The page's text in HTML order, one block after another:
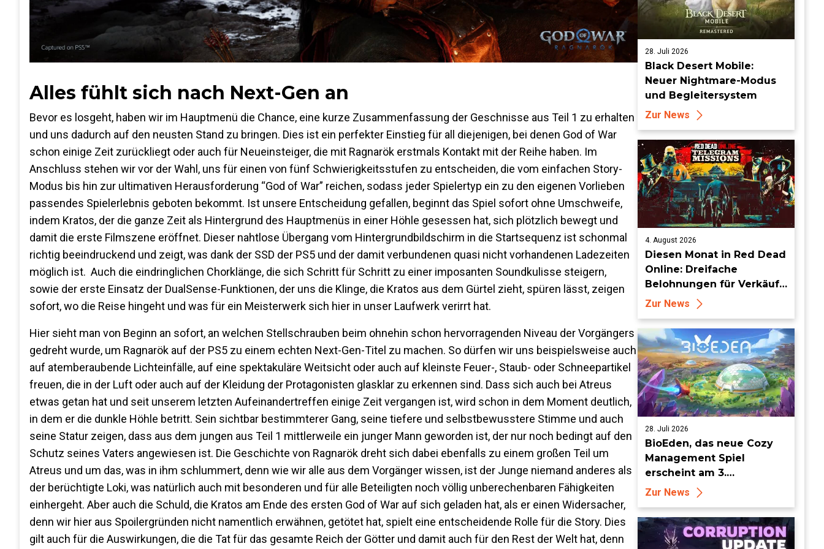
Alles fühlt sich nach Next-Gen an
Bevor es losgeht, haben wir im Hauptmenü die Chance, eine kurze Zusammenfassung der Geschnisse aus Teil 1 zu erhalten
und uns dadurch auf den neusten Stand zu bringen. Dies ist ein perfekter Einstieg für all diejenigen, bei denen God of War
schon einige Zeit zurückliegt oder auch für Neueinsteiger, die mit Ragnarök erstmals Kontakt mit der Reihe haben. Im
Anschluss stehen wir vor der Wahl, uns für einen von fünf Schwierigkeitsstufen zu entscheiden, die vom einfachen Story-
Modus bis hin zur ultimativen Herausforderung “God of War” reichen, sodass jeder Spielertyp ein zu den eigenen Vorlieben
passendes Spielerlebnis geboten bekommt. Ist unsere Entscheidung gefallen, beginnt das Spiel sofort ohne Umschweife,
indem Kratos, der die ganze Zeit als Hintergrund des Hauptmenüs in einer Höhle gesessen hat, sich plötzlich bewegt und
damit die erste Filmszene eröffnet. Dieser nahtlose Übergang vom Hintergrundbildschirm in die Startsequenz ist schonmal
richtig beeindruckend und zeigt, was dank der SSD der PS5 und der damit verbundenen quasi nicht vorhandenen Ladezeiten
möglich ist. Auch die eindringlichen Chorklänge, die sich Schritt für Schritt zu einer imposanten Soundkulisse steigern,
sowie der erste Einsatz der DualSense-Funktionen, der uns die Klinge, die Kratos aus dem Gürtel zieht, spüren lässt, zeigen
sofort, wo die Reise hingeht und was für ein Meisterwerk sich hier in unser Laufwerk verirrt hat.
Hier sieht man von Beginn an sofort, an welchen Stellschrauben beim ohnehin schon hervorragenden Niveau der Vorgängers
gedreht wurde, um Ragnarök auf der PS5 zu einem echten Next-Gen-Titel zu machen. So dürfen wir uns beispielsweise auch
auf atemberaubende Lichteinfälle, auf eine spektakuläre Weitsicht oder auch auf kleinste Feuer-, Staub- oder Schneepartikel
freuen, die in der Luft oder auch auf der Kleidung der Protagonisten glasklar zu erkennen sind. Dass sich auch bei Atreus
etwas getan hat und seit unserem letzten Aufeinandertreffen einige Zeit vergangen ist, wird schon in dem Moment deutlich,
in dem er die dunkle Höhle betritt. Sein sichtbar bestimmterer Gang, seine tiefere und selbstbewusstere Stimme und auch
seine Statur zeigen, dass aus dem jungen aus Teil 1 mittlerweile ein junger Mann geworden ist, der nur noch bedingt auf den
Schutz seines Vaters angewiesen ist. Die Geschichte von Ragnarök dreht sich dabei ebenfalls zu einem großen Teil um
Atreus und um das, was in ihm schlummert, denn wie wir alle aus dem Vorgänger wissen, ist der Junge niemand anderes als
der berüchtigte Loki, was natürlich auch mit besonderen und für alle Beteiligten noch völlig unberechenbaren Fähigkeiten
einhergeht. Aber auch die Schuld, die Kratos am Ende des ersten God of War auf sich geladen hat, als er einen Widersacher,
denn wir hier aus Spoilergründen nicht namentlich erwähnen, getötet hat, spielt eine entscheidende Rolle für die Story. Dies
gilt auch für die Auswirkungen, die die Tat für das gesamte Reich der Götter und damit auch für den Rest der Welt hat, denn
28. Juli 2026
Black Desert Mobile:
Neuer Nightmare-Modus
und Begleitersystem
Zur News
4. August 2026
Diesen Monat in Red Dead
Online: Dreifache
Belohnungen für Verkäufe
von Sammlersätzen und
das Entdecken von
Sammlerstücken, in
Telegramm-Missionen
und mehr
Zur News
28. Juli 2026
BioEden, das neue Cozy
Management Spiel
erscheint am 3.
September für PS5, Xbox
Series, Nintendo Switch 2
und Steam
Zur News